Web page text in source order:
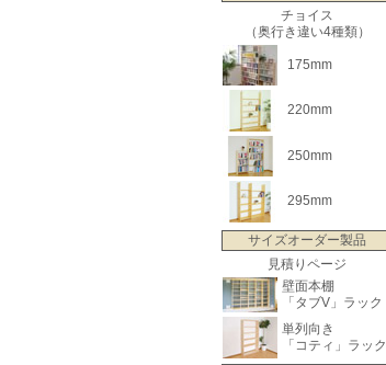
チョイス
（奥行き違い4種類）
175mm
220mm
250mm
295mm
サイズオーダー製品
見積りページ
壁面本棚
「タブV」ラック
単列向き
「コティ」ラック